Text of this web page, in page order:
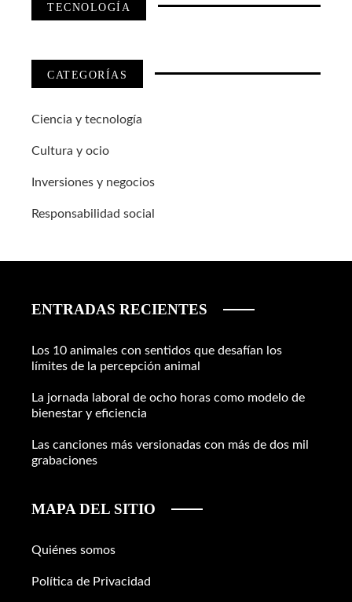
TECNOLOGÍA
CATEGORÍAS
Ciencia y tecnología
Cultura y ocio
Inversiones y negocios
Responsabilidad social
ENTRADAS RECIENTES
Los 10 animales con sentidos que desafían los
límites de la percepción animal
La jornada laboral de ocho horas como modelo de
bienestar y eficiencia
Las canciones más versionadas con más de dos mil
grabaciones
MAPA DEL SITIO
Quiénes somos
Política de Privacidad